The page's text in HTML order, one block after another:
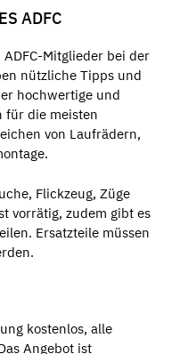
ADFC
Mitglieder bei der
nützliche Tipps und
hochwertige und
für die meisten
von Laufrädern,
Flickzeug, Züge
vorrätig, zudem gibt es
Ersatzteile müssen
kostenlos, alle
Angebot ist